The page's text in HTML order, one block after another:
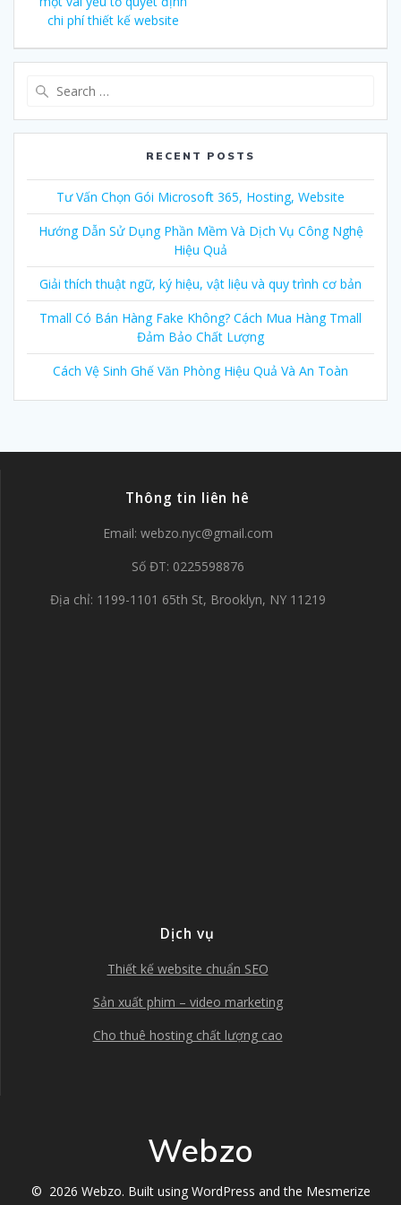
navigation
chi phí thiết kế website
RECENT POSTS
Tư Vấn Chọn Gói Microsoft 365, Hosting, Website
Hướng Dẫn Sử Dụng Phần Mềm Và Dịch Vụ Công Nghệ
Hiệu Quả
Giải thích thuật ngữ, ký hiệu, vật liệu và quy trình cơ bản
Tmall Có Bán Hàng Fake Không? Cách Mua Hàng Tmall
Đảm Bảo Chất Lượng
Cách Vệ Sinh Ghế Văn Phòng Hiệu Quả Và An Toàn
Thông tin liên hê
Email: webzo.nyc@gmail.com
Số ĐT: 0225598876
Địa chỉ: 1199-1101 65th St, Brooklyn, NY 11219
Dịch vụ
Thiết kế website chuẩn SEO
Sản xuất phim – video marketing
Cho thuê hosting chất lượng cao
Webzo
© 2026 Webzo. Built using WordPress and the Mesmerize